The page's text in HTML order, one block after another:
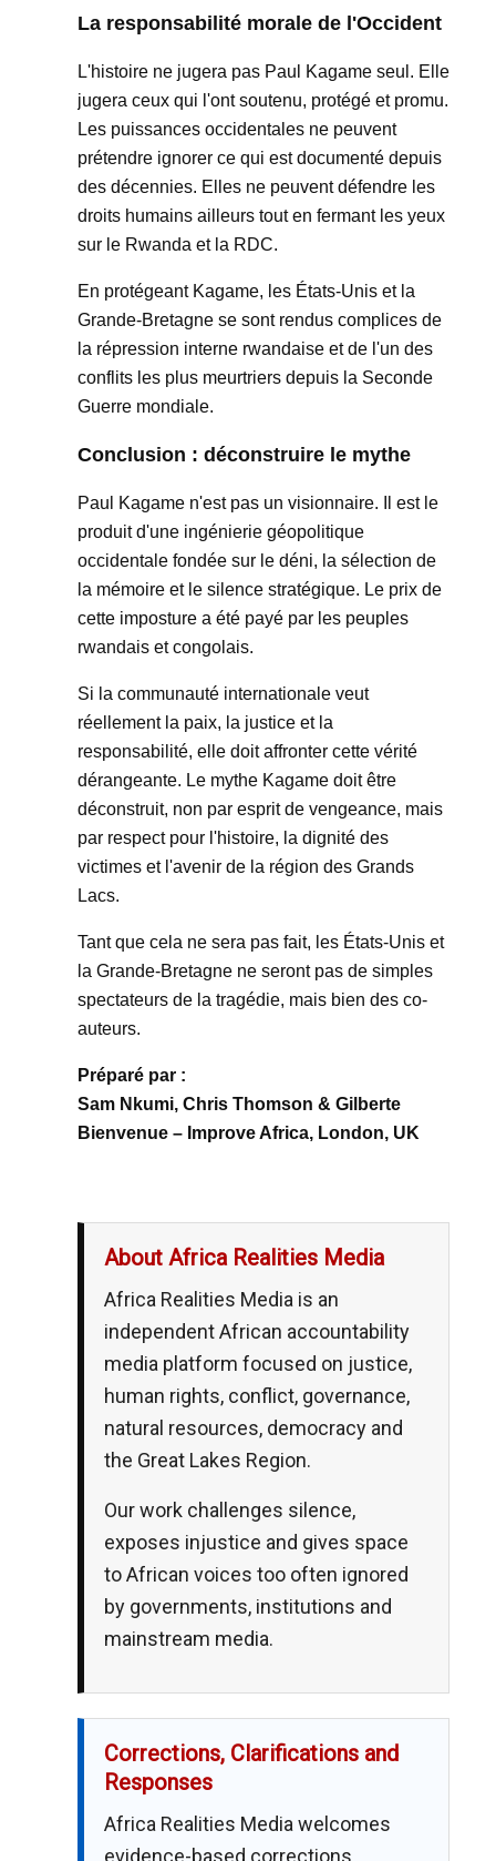
La responsabilité morale de l'Occident
L'histoire ne jugera pas Paul Kagame seul. Elle
jugera ceux qui l'ont soutenu, protégé et promu.
Les puissances occidentales ne peuvent
prétendre ignorer ce qui est documenté depuis
des décennies. Elles ne peuvent défendre les
droits humains ailleurs tout en fermant les yeux
sur le Rwanda et la RDC.
En protégeant Kagame, les États-Unis et la
Grande-Bretagne se sont rendus complices de
la répression interne rwandaise et de l'un des
conflits les plus meurtriers depuis la Seconde
Guerre mondiale.
Conclusion : déconstruire le mythe
Paul Kagame n'est pas un visionnaire. Il est le
produit d'une ingénierie géopolitique
occidentale fondée sur le déni, la sélection de
la mémoire et le silence stratégique. Le prix de
cette imposture a été payé par les peuples
rwandais et congolais.
Si la communauté internationale veut
réellement la paix, la justice et la
responsabilité, elle doit affronter cette vérité
dérangeante. Le mythe Kagame doit être
déconstruit, non par esprit de vengeance, mais
par respect pour l'histoire, la dignité des
victimes et l'avenir de la région des Grands
Lacs.
Tant que cela ne sera pas fait, les États-Unis et
la Grande-Bretagne ne seront pas de simples
spectateurs de la tragédie, mais bien des co-
auteurs.
Préparé par :
Sam Nkumi, Chris Thomson & Gilberte
Bienvenue – Improve Africa, London, UK
About Africa Realities Media
Africa Realities Media is an
independent African accountability
media platform focused on justice,
human rights, conflict, governance,
natural resources, democracy and
the Great Lakes Region.
Our work challenges silence,
exposes injustice and gives space
to African voices too often ignored
by governments, institutions and
mainstream media.
Corrections, Clarifications and
Responses
Africa Realities Media welcomes
evidence-based corrections,